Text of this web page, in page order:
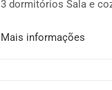
3 dormitórios Sala e
e vista privilegiada 📍
Mais informações